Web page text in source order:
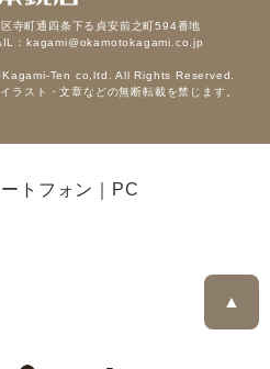
寺町通四条下る貞安前之町594番地
：kagami@okamotokagami.co.jp
Ten co,ltd. All Rights Reserved.
ラスト・文章などの無断転載を禁じます。
トフォン｜ PC
▲